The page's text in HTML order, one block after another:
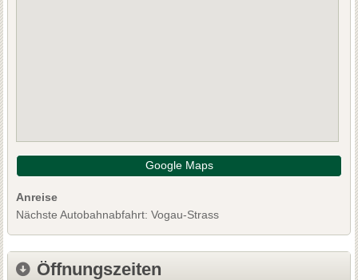
Google Maps
Anreise
Nächste Autobahnabfahrt: Vogau-Strass
Öffnungszeiten